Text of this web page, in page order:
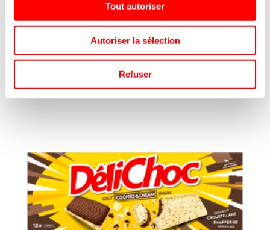
Tout autoriser
Autoriser la sélection
Refuser
SE CONNECTER